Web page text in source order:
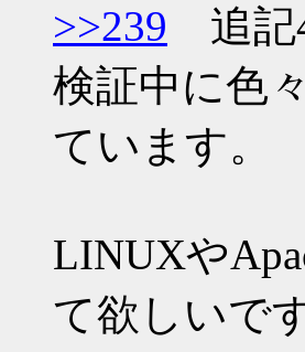
>>239 追記
検証中に色
ています。
LINUXや
て欲しいです